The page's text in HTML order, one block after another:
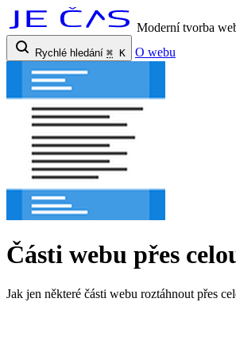
Moderní tvorba
Rychlé hledání ⌘ K O webu
Části webu přes
Jak jen některé části webu roztáhnout přes